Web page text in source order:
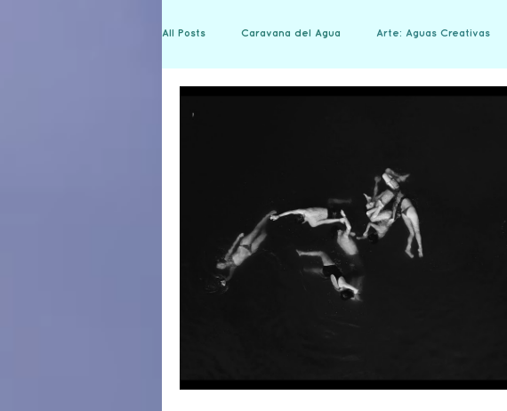
All Posts Caravana del Agua Arte: Aguas Creativas